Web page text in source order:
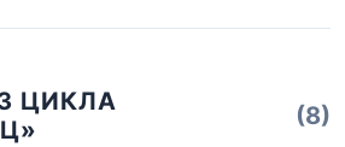
ЦИКЛА
(8)